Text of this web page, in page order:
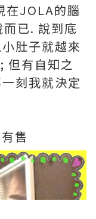
在JOLA的腦
已. 說到底
肚子就越來
但有自知之
刻我就決定
售